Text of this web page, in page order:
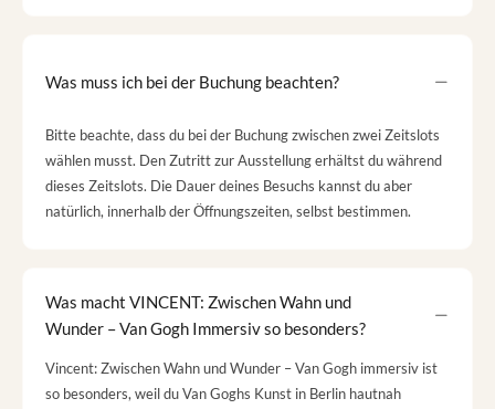
Was muss ich bei der Buchung beachten?
Bitte beachte, dass du bei der Buchung zwischen zwei Zeitslots
wählen musst. Den Zutritt zur Ausstellung erhältst du während
dieses Zeitslots. Die Dauer deines Besuchs kannst du aber
natürlich, innerhalb der Öffnungszeiten, selbst bestimmen.
Was macht VINCENT: Zwischen Wahn und
Wunder – Van Gogh Immersiv so besonders?
Vincent: Zwischen Wahn und Wunder – Van Gogh immersiv ist
so besonders, weil du Van Goghs Kunst in Berlin hautnah